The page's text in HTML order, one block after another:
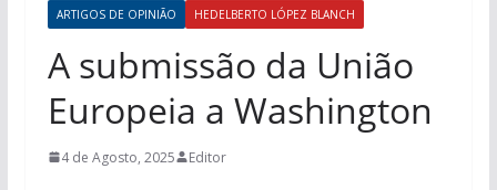
ARTIGOS DE OPINIÃO HEDELBERTO LÓPEZ BLANCH
A submissão da União
Europeia a Washington
4 de Agosto, 2025 Editor